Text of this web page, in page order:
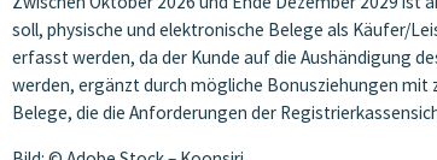
soll, physische und elektronische Belege als Käufer/
erfasst werden, da der Kunde auf die Aushändigung
werden, ergänzt durch mögliche Bonusziehungen mit
Belege, die die Anforderungen der